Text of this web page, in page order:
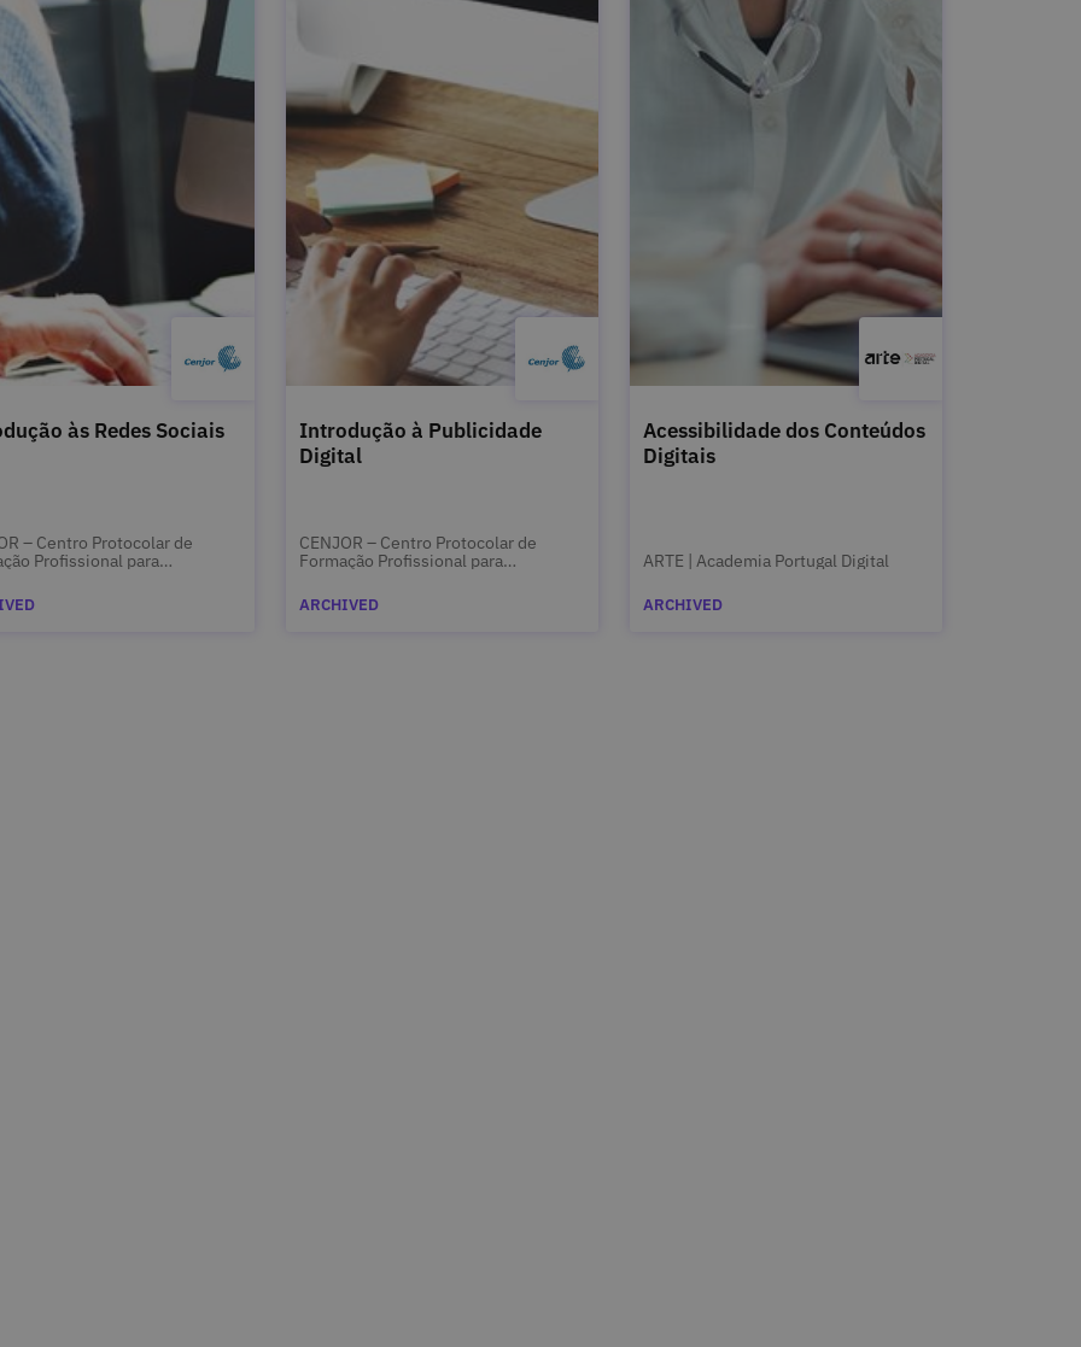
às Redes Sociais
– Centro Protocolar de
Profissional para
Introdução à Publicidade
Digital
CENJOR – Centro Protocolar de
Formação Profissional para
ARCHIVED
Acessibilidade dos Conteúdos
Digitais
ARTE | Academia Portugal Digital
ARCHIVED